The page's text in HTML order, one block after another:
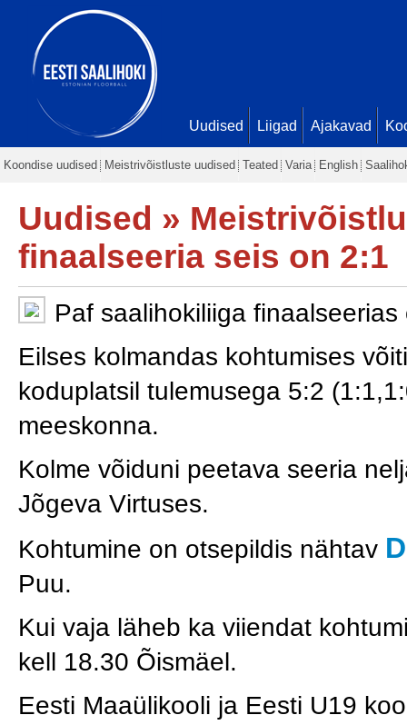
Uudised Liigad Ajakavad
Koondise uudised Meistrivõistluste uudised Teated Varia English
Uudised »
finaalseeria seis on 2:1
Paf saalihokiliiga
Eilses kolmandas kohtumises
koduplatsil tulemusega 5:2
meeskonna.
Kolme võiduni peetava seeria
Jõgeva Virtuses.
Kohtumine on otsepildis nähtav
Puu.
Kui vaja läheb ka viiendat
kell 18.30 Õismäel.
Eesti Maaülikooli ja Eesti U19